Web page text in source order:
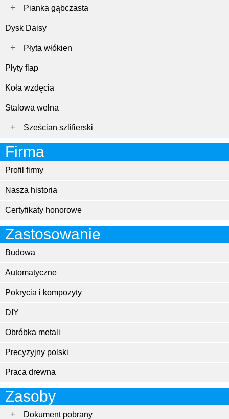
Pianka gąbczasta
Dysk Daisy
Płyta włókien
Płyty flap
Koła wzdęcia
Stalowa wełna
Sześcian szlifierski
Firma
Profil firmy
Nasza historia
Certyfikaty honorowe
Zastosowanie
Budowa
Automatyczne
Pokrycia i kompozyty
DIY
Obróbka metali
Precyzyjny polski
Praca drewna
Zasoby
Dokument pobrany